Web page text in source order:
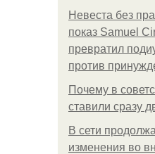
Невеста без
показ Samuel
превратил
против
Почему в
ставили сразу
В сети
изменения во